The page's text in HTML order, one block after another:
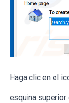
Haga clic en el
esquina superior